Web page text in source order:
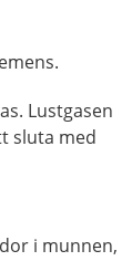
Lustgasen
sluta med
i munnen,